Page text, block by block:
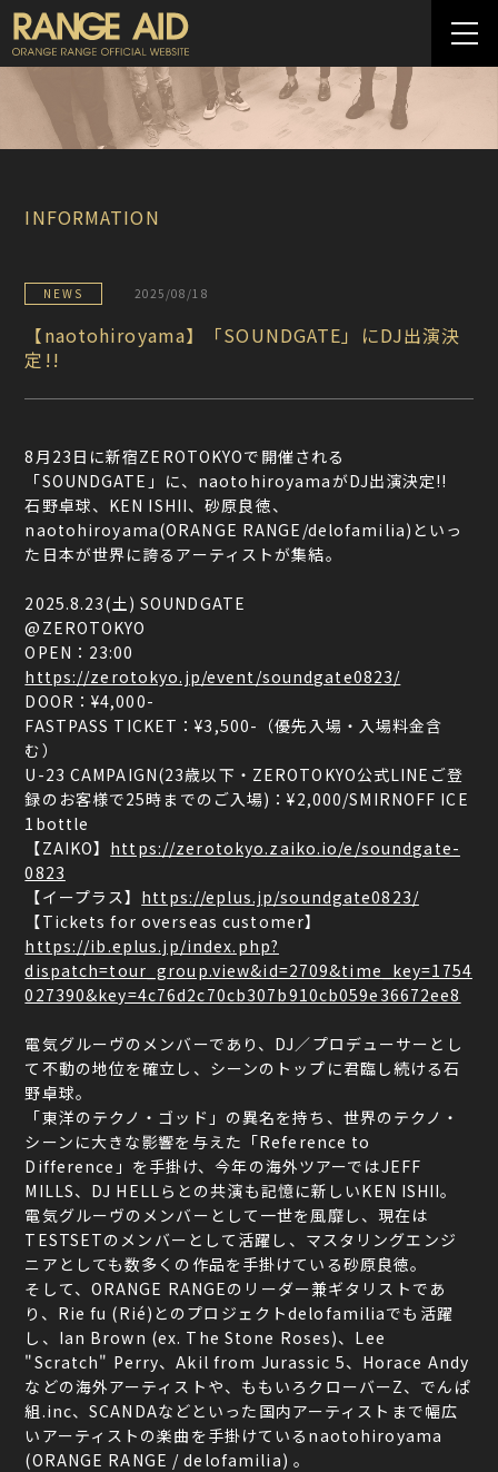
INFORMATION
NEWS 2025/08/18
【naotohiroyama】「SOUNDGATE」にDJ出演決
定!!
8月23日に新宿ZEROTOKYOで開催される
「SOUNDGATE」に、naotohiroyamaがDJ出演決定!!
石野卓球、KEN ISHII、砂原良徳、
naotohiroyama(ORANGE RANGE/delofamilia)といっ
た日本が世界に誇るアーティストが集結。
2025.8.23(土) SOUNDGATE
@ZEROTOKYO
OPEN：23:00
https://zerotokyo.jp/event/soundgate0823/
DOOR：¥4,000-
FASTPASS TICKET：¥3,500-（優先入場・入場料金含
む）
U-23 CAMPAIGN(23歳以下・ZEROTOKYO公式LINEご登
録のお客様で25時までのご入場)：¥2,000/SMIRNOFF ICE
1bottle
【ZAIKO】 https://zerotokyo.zaiko.io/e/soundgate-
0823
【イープラス】 https://eplus.jp/soundgate0823/
【Tickets for overseas customer】
https://ib.eplus.jp/index.php?
dispatch=tour_group.view&id=2709&time_key=1754
027390&key=4c76d2c70cb307b910cb059e36672ee8
電気グルーヴのメンバーであり、DJ／プロデューサーとし
て不動の地位を確立し、シーンのトップに君臨し続ける石
野卓球。
「東洋のテクノ・ゴッド」の異名を持ち、世界のテクノ・
シーンに大きな影響を与えた「Reference to
Difference」を手掛け、今年の海外ツアーではJEFF
MILLS、DJ HELLらとの共演も記憶に新しいKEN ISHII。
電気グルーヴのメンバーとして一世を風靡し、現在は
TESTSETのメンバーとして活躍し、マスタリングエンジ
ニアとしても数多くの作品を手掛けている砂原良徳。
そして、ORANGE RANGEのリーダー兼ギタリストであ
り、Rie fu (Rié)とのプロジェクトdelofamiliaでも活躍
し、Ian Brown (ex. The Stone Roses)、Lee
"Scratch" Perry、Akil from Jurassic 5、Horace Andy
などの海外アーティストや、ももいろクローバーZ、でんぱ
組.inc、SCANDAなどといった国内アーティストまで幅広
いアーティストの楽曲を手掛けているnaotohiroyama
(ORANGE RANGE / delofamilia) 。